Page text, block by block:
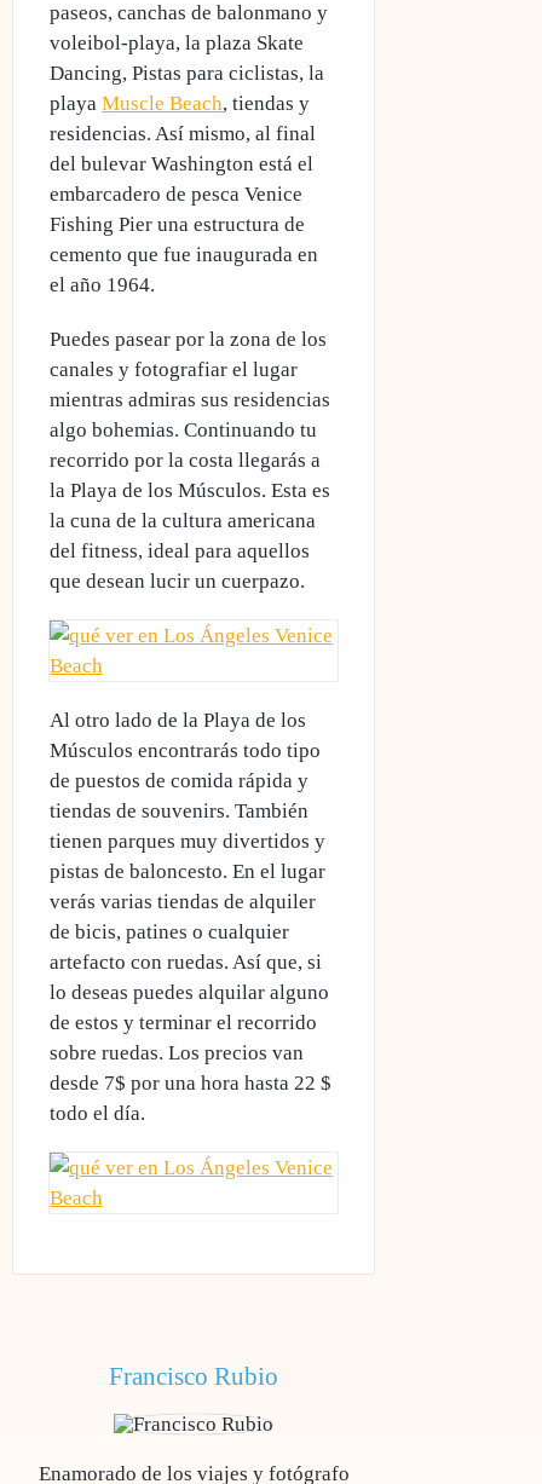
paseos, canchas de balonmano y
voleibol-playa, la plaza Skate
Dancing,Pistas para ciclistas, la
playaMuscle Beach, tiendas y
residencias. Así mismo, al final
del bulevar Washington está el
embarcadero de pesca Venice
Fishing Pier una estructura de
cemento que fue inaugurada en
el año 1964.
Puedes pasear por la zona de los
canales y fotografiar el lugar
mientras admiras sus residencias
algo bohemias. Continuando tu
recorrido por la costallegarás a
la Playa de los Músculos. Esta es
la cuna de la cultura americana
del fitness, ideal para aquellos
que desean lucir un cuerpazo.
Al otro lado de la Playa de los
Músculos encontrarás todo tipo
de puestos de comida rápida y
tiendas de souvenirs. También
tienenparques muy divertidos y
pistas de baloncesto. En el lugar
verás varias tiendas de alquiler
de bicis, patines o cualquier
artefacto con ruedas. Así que, si
lo deseas puedes alquilar alguno
de estos y terminar el recorrido
sobre ruedas. Los precios van
desde 7$ por una hora hasta 22 $
todo el día.
Francisco Rubio
Enamorado de los viajes y fotógrafo